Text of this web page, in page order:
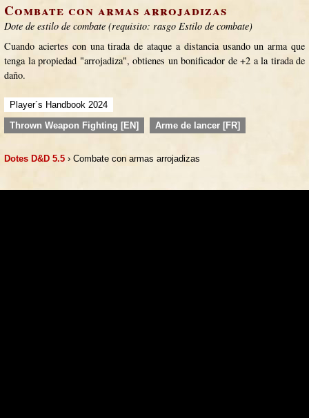
Combate con armas arrojadizas
Dote de estilo de combate (requisito: rasgo Estilo de combate)
Cuando aciertes con una tirada de ataque a distancia usando un arma que
tenga la propiedad "arrojadiza", obtienes un bonificador de +2 a la tirada de
daño.
Player´s Handbook 2024
Thrown Weapon Fighting [EN]
Arme de lancer [FR]
Dotes D&D 5.5 › Combate con armas arrojadizas